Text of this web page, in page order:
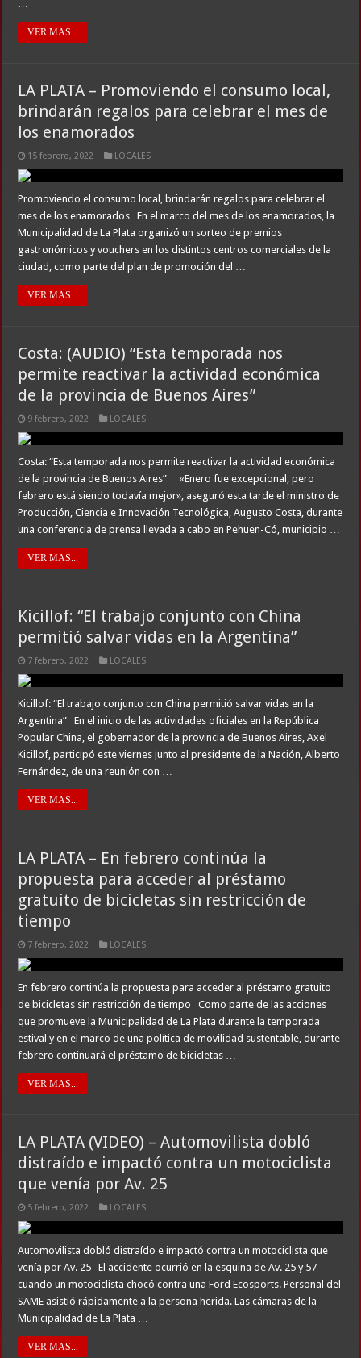
…
VER MAS...
LA PLATA – Promoviendo el consumo local,
brindarán regalos para celebrar el mes de
los enamorados
15 febrero, 2022 LOCALES
Promoviendo el consumo local, brindarán regalos para celebrar el
mes de los enamorados En el marco del mes de los enamorados, la
Municipalidad de La Plata organizó un sorteo de premios
gastronómicos y vouchers en los distintos centros comerciales de la
ciudad, como parte del plan de promoción del …
VER MAS...
Costa: (AUDIO) “Esta temporada nos
permite reactivar la actividad económica
de la provincia de Buenos Aires”
9 febrero, 2022 LOCALES
Costa: “Esta temporada nos permite reactivar la actividad económica
de la provincia de Buenos Aires” «Enero fue excepcional, pero
febrero está siendo todavía mejor», aseguró esta tarde el ministro de
Producción, Ciencia e Innovación Tecnológica, Augusto Costa, durante
una conferencia de prensa llevada a cabo en Pehuen-Có, municipio …
VER MAS...
Kicillof: “El trabajo conjunto con China
permitió salvar vidas en la Argentina”
7 febrero, 2022 LOCALES
Kicillof: “El trabajo conjunto con China permitió salvar vidas en la
Argentina” En el inicio de las actividades oficiales en la República
Popular China, el gobernador de la provincia de Buenos Aires, Axel
Kicillof, participó este viernes junto al presidente de la Nación, Alberto
Fernández, de una reunión con …
VER MAS...
LA PLATA – En febrero continúa la
propuesta para acceder al préstamo
gratuito de bicicletas sin restricción de
tiempo
7 febrero, 2022 LOCALES
En febrero continúa la propuesta para acceder al préstamo gratuito
de bicicletas sin restricción de tiempo Como parte de las acciones
que promueve la Municipalidad de La Plata durante la temporada
estival y en el marco de una política de movilidad sustentable, durante
febrero continuará el préstamo de bicicletas …
VER MAS...
LA PLATA (VIDEO) – Automovilista dobló
distraído e impactó contra un motociclista
que venía por Av. 25
5 febrero, 2022 LOCALES
Automovilista dobló distraído e impactó contra un motociclista que
venía por Av. 25 El accidente ocurrió en la esquina de Av. 25 y 57
cuando un motociclista chocó contra una Ford Ecosports. Personal del
SAME asistió rápidamente a la persona herida. Las cámaras de la
Municipalidad de La Plata …
VER MAS...